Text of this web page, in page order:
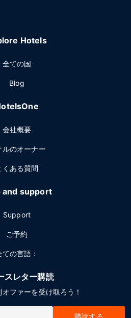
Hotels
全ての国
Blog
会社概要
ルのオーナー
くある質問
and support
Support
ご予約
ての言語：
スレター購読
ファーを受け取ろう！
購読する